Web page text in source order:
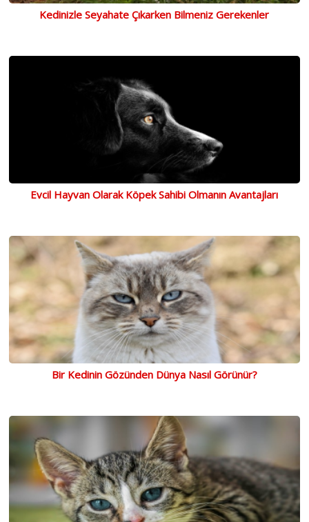
Kedinizle Seyahate Çıkarken Bilmeniz Gerekenler
Evcil Hayvan Olarak Köpek Sahibi Olmanın Avantajları
Bir Kedinin Gözünden Dünya Nasıl Görünür?